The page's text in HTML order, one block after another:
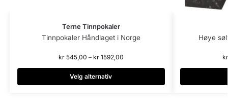
Terne Tinnpokaler
Tinnpokaler Håndlaget i Norge
kr545,00 – kr1592,00
Velg alternativ
Høye